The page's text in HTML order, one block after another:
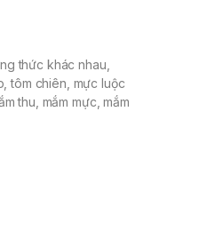
thức khác nhau,
tôm chiên, mực luộc
thu, mắm mực, mắm